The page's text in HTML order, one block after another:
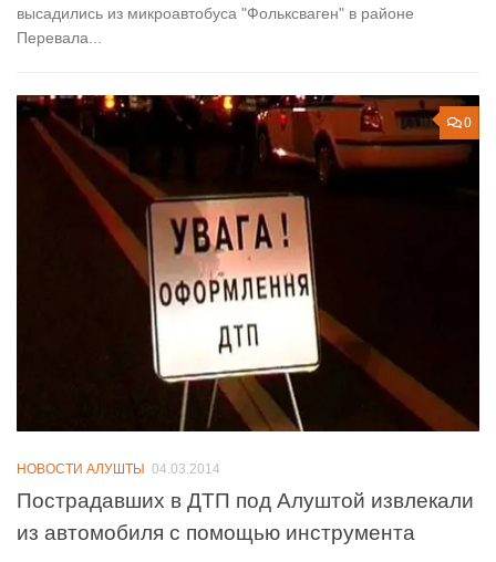
высадились из микроавтобуса "Фольксваген" в районе
Перевала...
0
НОВОСТИ АЛУШТЫ 04.03.2014
Пострадавших в ДТП под Алуштой извлекали
из автомобиля с помощью инструмента